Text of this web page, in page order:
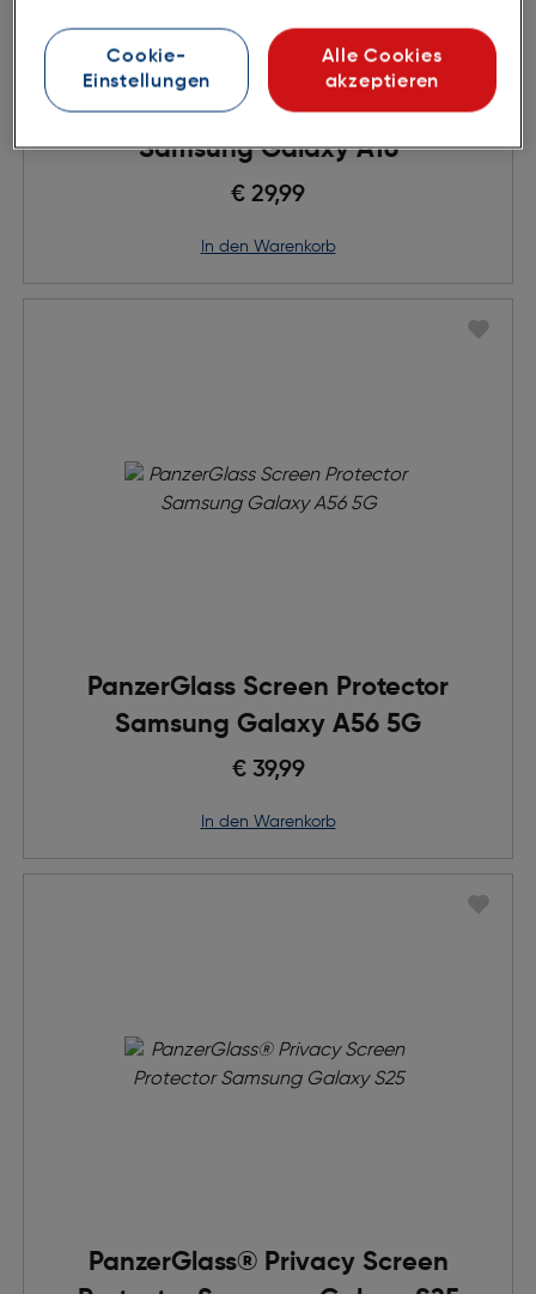
PanzerGlass Displayschutz
Samsung Galaxy A16
€ 29,99
in den Warenkorb
PanzerGlass Screen Protector
Samsung Galaxy A56 5G
€ 39,99
in den Warenkorb
PanzerGlass® Privacy Screen
Cookie-
Einstellungen
Alle Cookies
akzeptieren